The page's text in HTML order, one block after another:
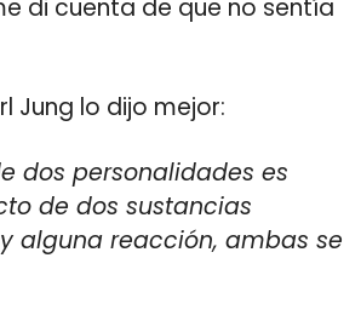
di cuenta de que no sentía
Jung lo dijo mejor:
dos personalidades es
de dos sustancias
alguna reacción, ambas se